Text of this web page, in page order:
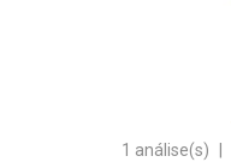
1 análise(s)